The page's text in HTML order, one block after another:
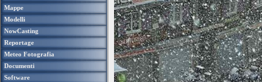
Mappe
Modelli
NowCasting
Reportage
Meteo Fotografia
Documenti
Software